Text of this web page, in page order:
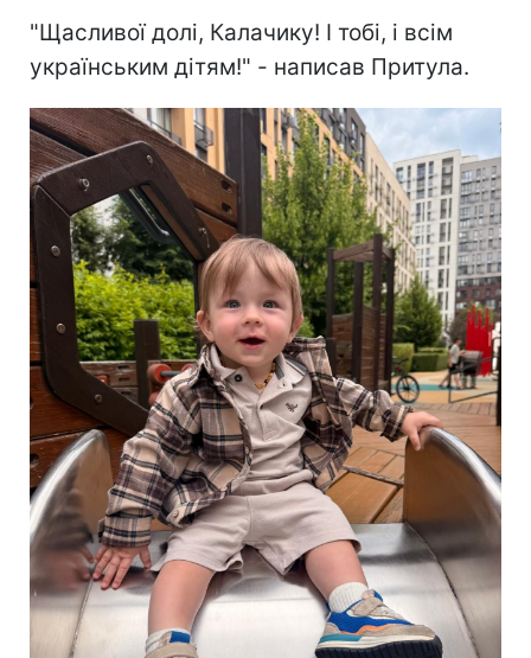
"Щасливої долі, Калачику! І тобі, і всім
українським дітям!" - написав Притула.